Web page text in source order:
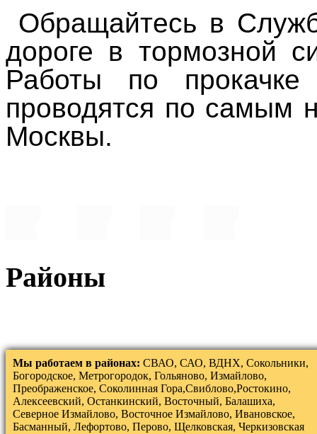
Обращайтесь в
дороге в тормозной
Работы по
проводятся по самым
Москвы.
Районы
Мы работаем в районах: СВАО, САО, ВДНХ, Сокольники,
Богородское, Метрогородок, Гольяново, Измайлово,
Преображенское, Соколинная Гора,Свиблово,Ростокино,
Алексеевский, Останкинский, Восточный, Балашиха,
Северное Измайлово, Восточное Измайлово, Ивановское,
Басманный, Лефортово, Перово, Щелковская, Черкизовская